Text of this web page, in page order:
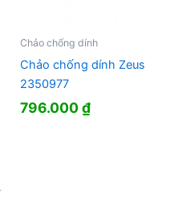
Chảo chống dính
Chảo chống dính Zeus
2350977
796.000₫